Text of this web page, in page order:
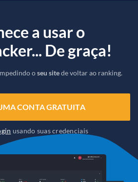
a usar o
De graça!
oseu sitede voltar ao ranking.
CONTA GRATUITA
usando suas credenciais